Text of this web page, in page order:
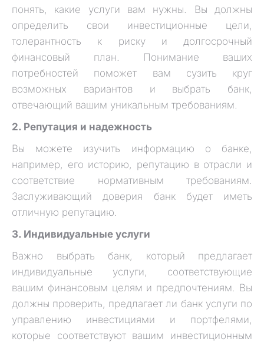
понять, какие услуги вам нужны. Вы должны
определить свои инвестиционные цели,
толерантность к риску и долгосрочный
финансовый план. Понимание ваших
потребностей поможет вам сузить круг
возможных вариантов и выбрать банк,
отвечающий вашим уникальным требованиям.
2. Репутация и надежность
Вы можете изучить информацию о банке,
например, его историю, репутацию в отрасли и
соответствие нормативным требованиям.
Заслуживающий доверия банк будет иметь
отличную репутацию.
3. Индивидуальные услуги
Важно выбрать банк, который предлагает
индивидуальные услуги, соответствующие
вашим финансовым целям и предпочтениям. Вы
должны проверить, предлагает ли банк услуги по
управлению инвестициями и портфелями,
которые соответствуют вашим инвестиционным